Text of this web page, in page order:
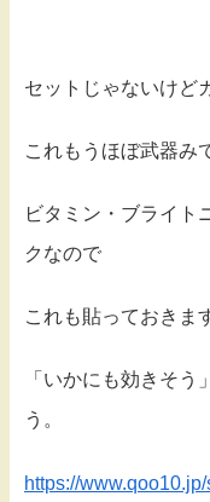
セットじゃないけど
これもうほぼ武器み
ビタミン・ブライト
クなので
これも貼っておきま
「いかにも効きそ
う。
https://